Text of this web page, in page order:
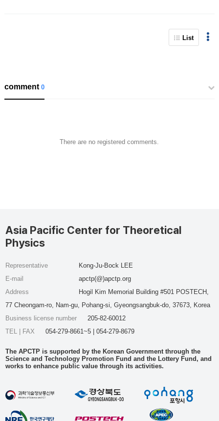
List
comment0
There are no registered comments.
Asia Pacific Center for Theoretical
Physics
Representative
Kong-Ju-Bock LEE
E-mail
apctp(@)apctp.org
Address
Hogil Kim Memorial Building #501 POSTECH,
77 Cheongam-ro, Nam-gu, Pohang-si, Gyeongsangbuk-do, 37673, Korea
Business license number
205-82-60012
TEL | FAX
054-279-8661~5 | 054-279-8679
The APCTP is supported by the Korean Government through the
Science and Technology Promotion Fund and the Lottery Fund, and
works to enhance public value through its activities.